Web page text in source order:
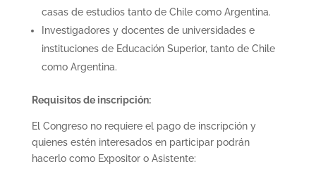
casas de estudios tanto de Chile como Argentina.
Investigadores y docentes de universidades e
instituciones de Educación Superior, tanto de Chile
como Argentina.
Requisitos de inscripción:
El Congreso no requiere el pago de inscripción y
quienes estén interesados en participar podrán
hacerlo como Expositor o Asistente: